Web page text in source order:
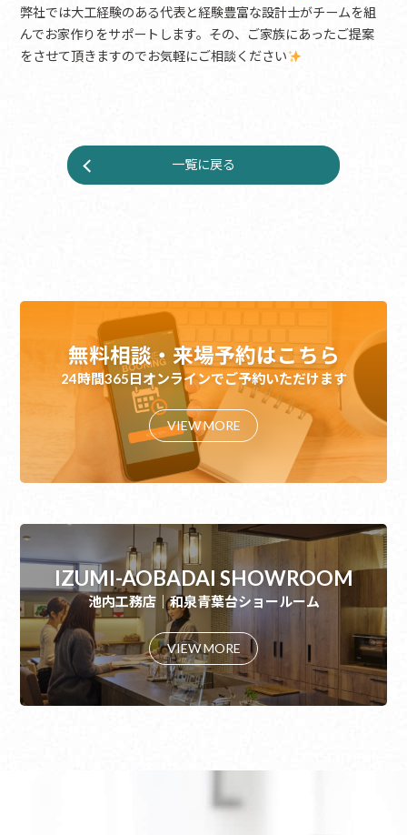
弊社では大工経験のある代表と経験豊富な設計士がチームを組
んでお家作りをサポートします。その、ご家族にあったご提案
をさせて頂きますのでお気軽にご相談ください
一覧に戻る
無料相談・来場予約はこちら
24時間365日オンラインでご予約いただけます
VIEW MORE
IZUMI-AOBADAI SHOWROOM
池内工務店｜和泉青葉台ショールーム
VIEW MORE